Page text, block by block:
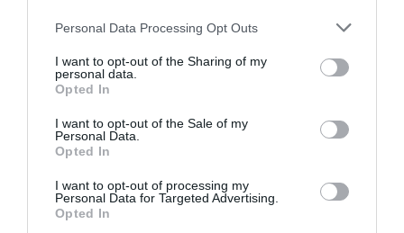
Personal Data Processing Opt Outs
I want to opt-out of the Sharing of my
personal data.
Opted In
I want to opt-out of the Sale of my
Personal Data.
Opted In
I want to opt-out of processing my
Personal Data for Targeted Advertising.
Opted In
Σχετικά Άρθρα
Βάκχες, του
Ευριπίδη σε
σκηνοθεσία Γιάβορ
Ευτυχισμένες μέρες,
του Σάμιουελ